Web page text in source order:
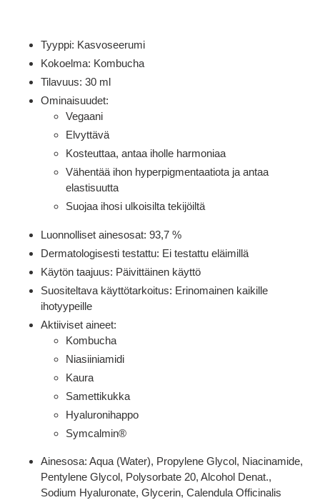
Tyyppi: Kasvoseerumi
Kokoelma: Kombucha
Tilavuus: 30 ml
Ominaisuudet:
Vegaani
Elvyttävä
Kosteuttaa, antaa iholle harmoniaa
Vähentää ihon hyperpigmentaatiota ja antaa
elastisuutta
Suojaa ihosi ulkoisilta tekijöiltä
Luonnolliset ainesosat: 93,7 %
Dermatologisesti testattu: Ei testattu eläimillä
Käytön taajuus: Päivittäinen käyttö
Suositeltava käyttötarkoitus: Erinomainen kaikille
ihotyypeille
Aktiiviset aineet:
Kombucha
Niasiiniamidi
Kaura
Samettikukka
Hyaluronihappo
Symcalmin®
Ainesosa: Aqua (Water), Propylene Glycol, Niacinamide,
Pentylene Glycol, Polysorbate 20, Alcohol Denat.,
Sodium Hyaluronate, Glycerin, Calendula Officinalis